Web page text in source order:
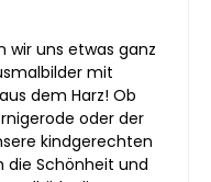
wir uns etwas ganz
mit
dem Harz! Ob
oder der
kindgerechten
die Schönheit und